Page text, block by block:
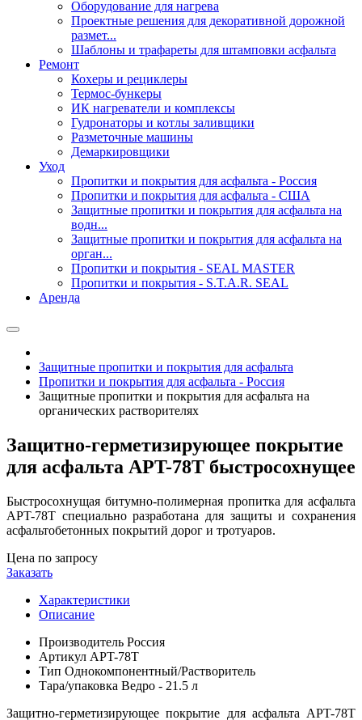
Оборудование для нагрева
Проектные решения для декоративной дорожной
размет...
Шаблоны и трафареты для штамповки асфальта
Ремонт
Кохеры и рециклеры
Термос-бункеры
ИК нагреватели и комплексы
Гудронаторы и котлы заливщики
Разметочные машины
Демаркировщики
Уход
Пропитки и покрытия для асфальта - Россия
Пропитки и покрытия для асфальта - США
Защитные пропитки и покрытия для асфальта на
водн...
Защитные пропитки и покрытия для асфальта на
орган...
Пропитки и покрытия - SEAL MASTER
Пропитки и покрытия - S.T.A.R. SEAL
Аренда
Защитные пропитки и покрытия для асфальта
Пропитки и покрытия для асфальта - Россия
Защитные пропитки и покрытия для асфальта на
органических растворителях
Защитно-герметизирующее покрытие
для асфальта APT-78T быстросохнущее
Быстросохнущая битумно-полимерная пропитка для асфальта
APT-78T специально разработана для защиты и сохранения
асфальтобетонных покрытий дорог и тротуаров.
Цена по запросу
Заказать
Характеристики
Описание
Производитель Россия
Артикул APT-78T
Тип Однокомпонентный/Растворитель
Тара/упаковка Ведро - 21.5 л
Защитно-герметизирующее покрытие для асфальта APT-78T